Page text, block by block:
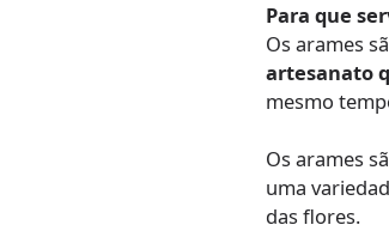
Para que
Os arames
artesanato
mesmo
Os arames
uma
das flores.